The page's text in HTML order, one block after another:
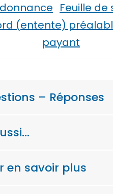
Feuille de
(entente)
payant
– Réponses
en savoir plus